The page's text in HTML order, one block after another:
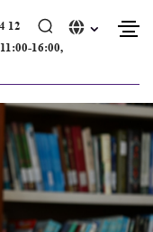
12
16։00,